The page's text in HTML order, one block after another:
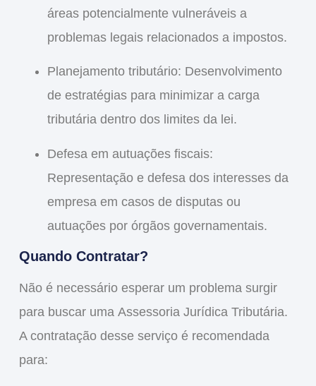
áreas potencialmente vulneráveis a
problemas legais relacionados a impostos.
Planejamento tributário: Desenvolvimento
de estratégias para minimizar a carga
tributária dentro dos limites da lei.
Defesa em autuações fiscais:
Representação e defesa dos interesses da
empresa em casos de disputas ou
autuações por órgãos governamentais.
Quando Contratar?
Não é necessário esperar um problema surgir
para buscar uma Assessoria Jurídica Tributária.
A contratação desse serviço é recomendada
para: